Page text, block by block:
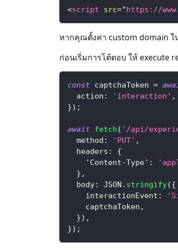
<script src="https://
หากคุณตั้งค่า custom domain ใ
ก่อนเริ่มการโต้ตอบ ให้ execute
const captchaToken =
action : 'interaction' ,
}) ;
await fetch ( '/api/
method : 'PUT' ,
headers :
{
'Content-Type' :
} ,
body: JSON . stringify({
interactionEvent :
    captchaToken
,
}) ,
}) ;